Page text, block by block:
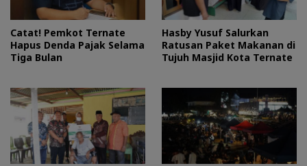
Catat! Pemkot Ternate
Hapus Denda Pajak Selama
Tiga Bulan
Hasby Yusuf Salurkan
Ratusan Paket Makanan di
Tujuh Masjid Kota Ternate